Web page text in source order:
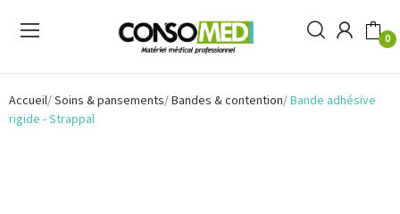
0
Accueil Soins & pansements Bandes & contention Bande adhésive
rigide - Strappal